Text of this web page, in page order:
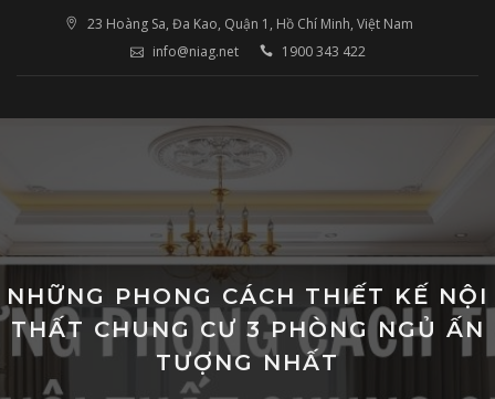
23 Hoàng Sa, Đa Kao, Quận 1, Hồ Chí Minh, Việt Nam
info@niag.net
1900 343 422
NHỮNG PHONG CÁCH THIẾT KẾ NỘI
THẤT CHUNG CƯ 3 PHÒNG NGỦ ẤN
TƯỢNG NHẤT